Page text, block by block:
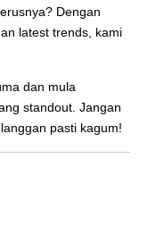
Dengan
latest trends, kami
dan mula
standout. Jangan
pasti kagum!